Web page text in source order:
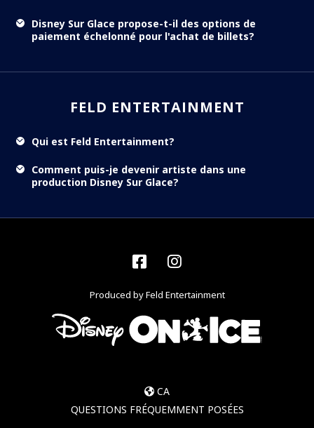
Disney Sur Glace propose-t-il des options de
paiement échelonné pour l'achat de billets?
FELD ENTERTAINMENT
Qui est Feld Entertainment?
Comment puis-je devenir artiste dans une
production Disney Sur Glace?
FacebookInstagram
Produced by Feld Entertainment
CA
QUESTIONS FRÉQUEMMENT POSÉES